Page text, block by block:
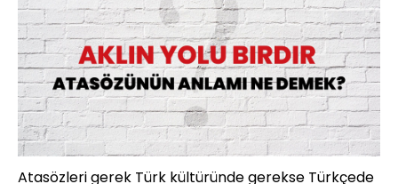
Atasözleri gerek Türk kültüründe gerekse Türkçede